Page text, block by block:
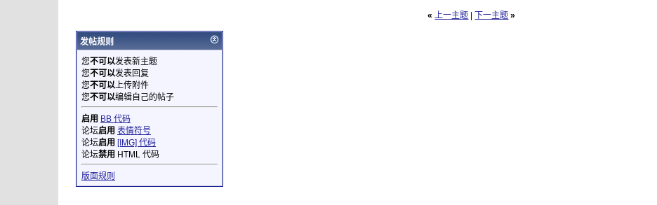
« 上一主题 下一主题 »
发帖规则
您不可以发表新主题
您不可以发表回复
您不可以上传附件
您不可以编辑自己的帖子
启用 BB 代码
论坛启用 表情符号
论坛启用 [IMG] 代码
论坛禁用 HTML 代码
版面规则